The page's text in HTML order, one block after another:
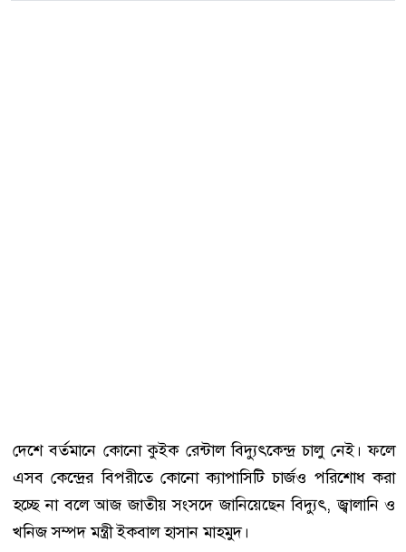
দেশে বর্তমানে কোনো কুইক রেন্টাল বিদ্যুৎকেন্দ্র চালু নেই। ফলে
এসব কেন্দ্রের বিপরীতে কোনো ক্যাপাসিটি চার্জও পরিশোধ করা
হচ্ছে না বলে আজ জাতীয় সংসদে জানিয়েছেন বিদ্যুৎ, জ্বালানি ও
খনিজ সম্পদ মন্ত্রী ইকবাল হাসান মাহমুদ।